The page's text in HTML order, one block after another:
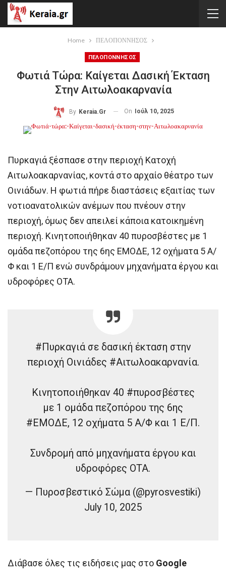
Home ΠΕΛΟΠΟΝΝΗΣΟΣ
ΠΕΛΟΠΟΝΝΗΣΟΣ
Φωτιά Τώρα: Καίγεται Δασική Έκταση
Στην Αιτωλοακαρνανία
By Keraia.gr On Ιούλ 10, 2025
Πυρκαγιά ξέσπασε στην περιοχή Κατοχή
Αιτωλοακαρνανίας, κοντά στο αρχαίο θέατρο των
Οινιάδων. Η φωτιά πήρε διαστάσεις εξαιτίας των
νοτιοανατολικών ανέμων που πνέουν στην
περιοχή, όμως δεν απειλεί κάποια κατοικημένη
περιοχή. Κινητοποιήθηκαν 40 πυροσβέστες με 1
ομάδα πεζοπόρου της 6ης ΕΜΟΔΕ, 12 οχήματα 5 Α/
Φ και 1 Ε/Π ενώ συνδράμουν μηχανήματα έργου και
υδροφόρες ΟΤΑ.
#Πυρκαγιά σε δασική έκταση στην
περιοχή Οινιάδες #Αιτωλοακαρνανία.
Κινητοποιήθηκαν 40 #πυροσβέστες
με 1 ομάδα πεζοπόρου της 6ης
#ΕΜΟΔΕ, 12 οχήματα 5 Α/Φ και 1 Ε/Π.
Συνδρομή από μηχανήματα έργου και
υδροφόρες ΟΤΑ.
— Πυροσβεστικό Σώμα (@pyrosvestiki)
July 10, 2025
Διάβασε όλες τις ειδήσεις μας στο Google